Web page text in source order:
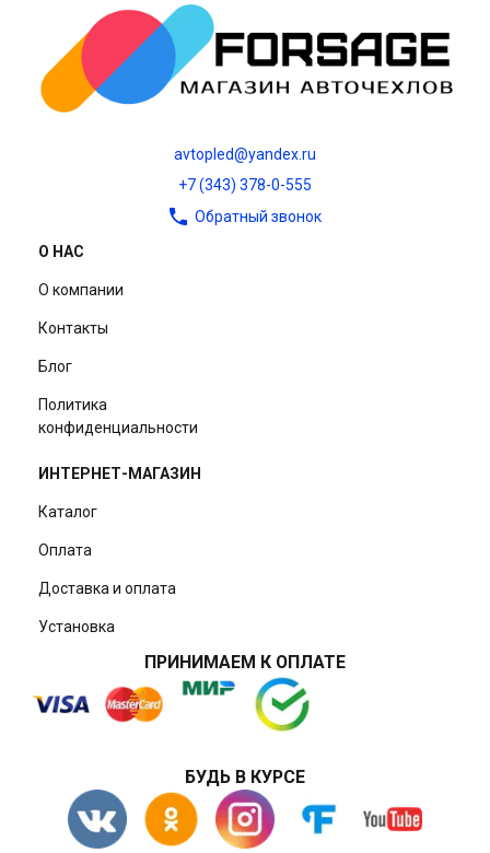
avtopled@yandex.ru
+7 (343) 378-0-555
Обратный звонок
О НАС
О компании
Контакты
Блог
Политика
конфиденциальности
ИНТЕРНЕТ-МАГАЗИН
Каталог
Оплата
Доставка и оплата
Установка
ПРИНИМАЕМ К ОПЛАТЕ
БУДЬ В КУРСЕ